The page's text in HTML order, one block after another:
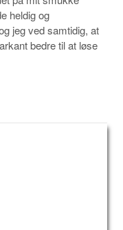
heldig og
jeg ved samtidig, at
bedre til at løse